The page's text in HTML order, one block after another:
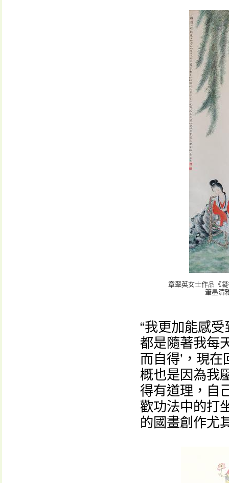
章翠英女士作品《
筆墨清
“我更加能感
都是隨著我每
而自得’，現
概也是因為我
得有道理，自
歡功法中的打
的國畫創作尤